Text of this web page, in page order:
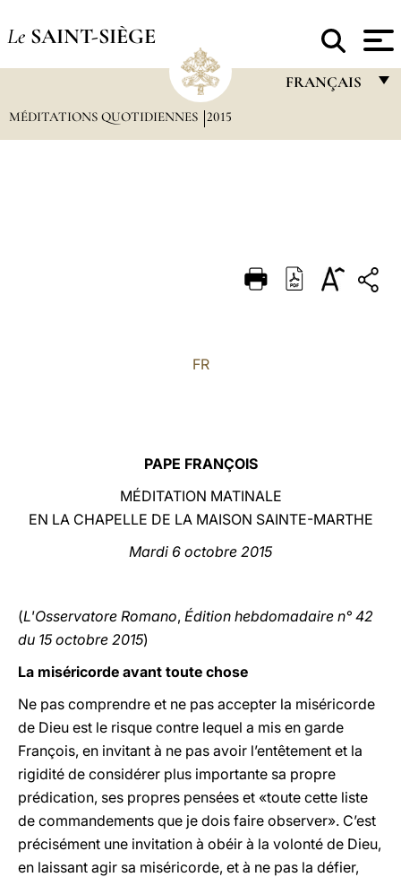
Le SAINT-SIÈGE
FRANÇAIS
DEUTSCH
MÉDITATIONS QUOTIDIENNES 2015
FR
PAPE FRANÇOIS
MÉDITATION MATINALE
EN LA CHAPELLE DE LA MAISON SAINTE-MARTHE
Mardi 6 octobre 2015
(L'Osservatore Romano, Édition hebdomadaire n° 42
du 15 octobre 2015)
La miséricorde avant toute chose
Ne pas comprendre et ne pas accepter la miséricorde
de Dieu est le risque contre lequel a mis en garde
François, en invitant à ne pas avoir l’entêtement et la
rigidité de considérer plus importante sa propre
prédication, ses propres pensées et «toute cette liste
de commandements que je dois faire observer». C’est
précisément une invitation à obéir à la volonté de Dieu,
en laissant agir sa miséricorde, et à ne pas la défier,